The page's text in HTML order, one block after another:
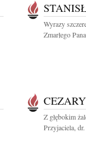
Wyrazy
Zmarłego
Z głębokim
Przyjaciela,